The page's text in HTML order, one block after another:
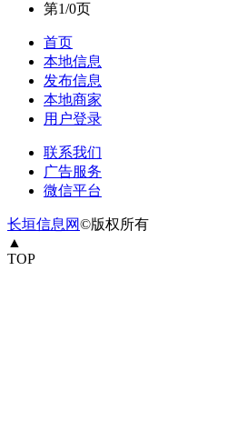
第1/0页
首页
本地信息
发布信息
本地商家
用户登录
联系我们
广告服务
微信平台
长垣信息网©版权所有
▲
TOP